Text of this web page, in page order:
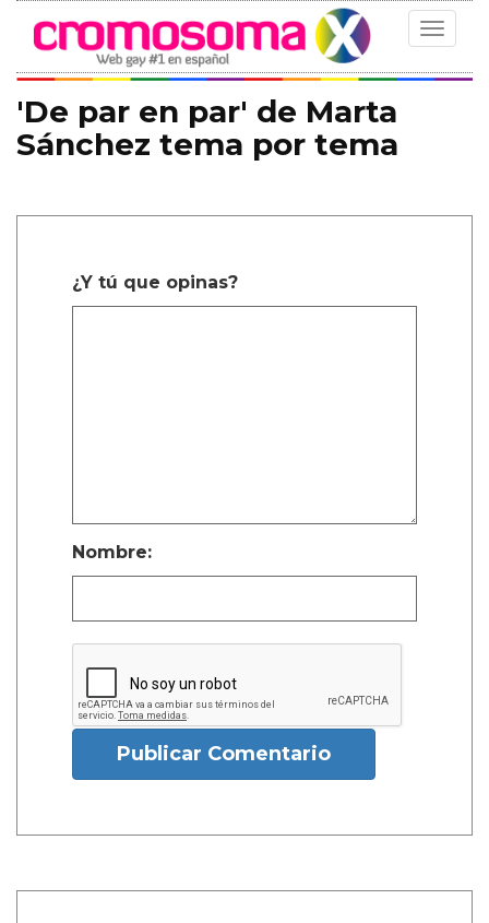
Toggle
'De par en par' de Marta
Sánchez tema por tema
¿Y tú que opinas?
Nombre:
Publicar Comentario